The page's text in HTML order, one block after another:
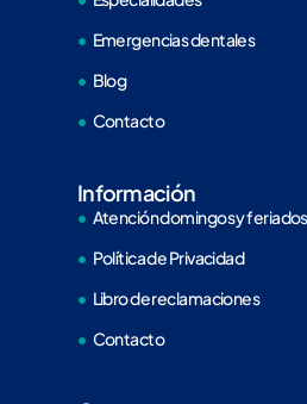
Emergencias dentales
Blog
Contacto
Información
Atención domingos y feriados
Política de Privacidad
Libro de reclamaciones
Contacto